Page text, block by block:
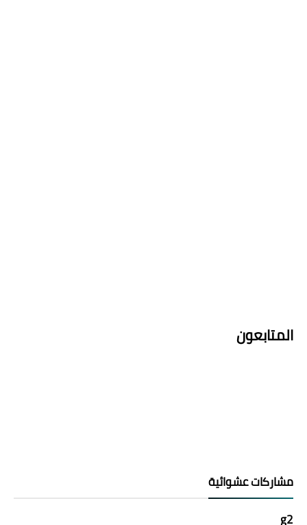
المتابعون
مشاركات عشوائية
g2